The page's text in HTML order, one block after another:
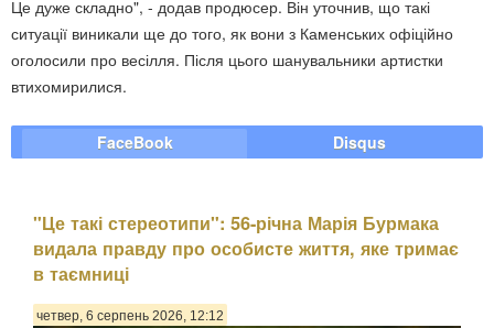
Це дуже складно", - додав продюсер. Він уточнив, що такі
ситуації виникали ще до того, як вони з Каменських офіційно
оголосили про весілля. Після цього шанувальники артистки
втихомирилися.
FaceBook Disqus
"Це такі стереотипи": 56-річна Марія Бурмака
видала правду про особисте життя, яке тримає
в таємниці
четвер, 6 серпень 2026, 12:12